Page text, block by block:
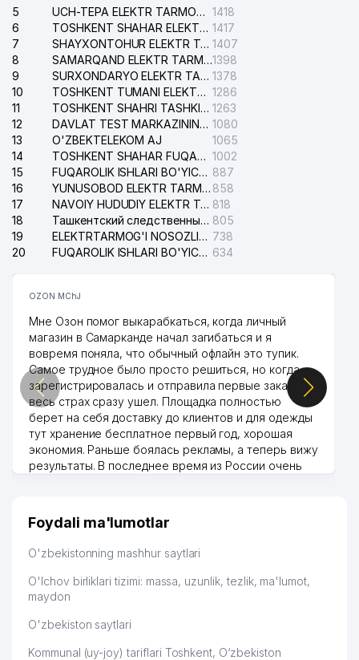
5
UCH-TEPA ELEKTR TARMOG'I NOSOZLIKLARI XIZMATI 1418
6
TOSHKENT SHAHAR ELEKTR TARMOQLARI KORXONASI AJ 1417
7
SHAYXONTOHUR ELEKTR TARMOG'I NOSOZLIKLARINI TUZATISH XIZMATI 1407
8
SAMARQAND ELEKTR TARMOQLARI AJ1398
9
SURXONDARYO ELEKTR TARMOQLARI AJ 1378
10
TOSHKENT TUMANI ELEKTR TARMOG'I AVARIYA XIZMATI 1286
11
TOSHKENT SHAHRI TASHKILOT TELEFONLARI HAQIDA MA'LUMOT BYUROSI 1263
12
DAVLAT TEST MARKAZINING ISHONCH TELEFONLARI 1080
13
O'ZBEKTELEKOM AJ
1065
14
TOSHKENT SHAHAR FUQAROLIK ISHLARI BO'YICHA SUDI 1002
15
FUQAROLIK ISHLARI BO'YICHA YAKKASAROY TUMANLARARO SUDI 887
16
YUNUSOBOD ELEKTR TARMOG'I NOSOZLIKLARI XIZMATI 858
17
NAVOIY HUDUDIY ELEKTR TARMOQLARI KORXONASI AJ 818
18
Ташкентский следственный изолятор 805
19
ELEKTRTARMOG'I NOSOZLIKLARINI TO'ZATISH SERGELI XIZMATI 738
20
FUQAROLIK ISHLARI BO'YICHA UCH-TEPA TUMANI SUDI 634
OZON MChJ
Мне Озон помог выкарабкаться, когда личный
магазин в Самарканде начал загибаться и я
вовремя поняла, что обычный офлайн это тупик.
Самое трудное было просто решиться, но когда
зарегистрировалась и отправила первые заказы,
весь страх сразу ушел. Площадка полностью
берет на себя доставку до клиентов и для одежды
тут хранение бесплатное первый год, хорошая
экономия. Раньше боялась рекламы, а теперь вижу
результаты. В последнее время из России очень
дальше развиваюсь потихоньку😊
Hamida 03.08.2026 12:45:39
Foydali ma'lumotlar
O'zbekistonning mashhur saytlari
O'lchov birliklari tizimi: massa, uzunlik, tezlik, ma'lumot,
maydon
O'zbekiston saytlari
Kommunal (uy-joy) tariflari Toshkent, O‘zbekiston